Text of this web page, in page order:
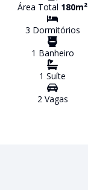
Área Total 180m²
3 Dormitórios
1 Banheiro
1 Suíte
2Vagas